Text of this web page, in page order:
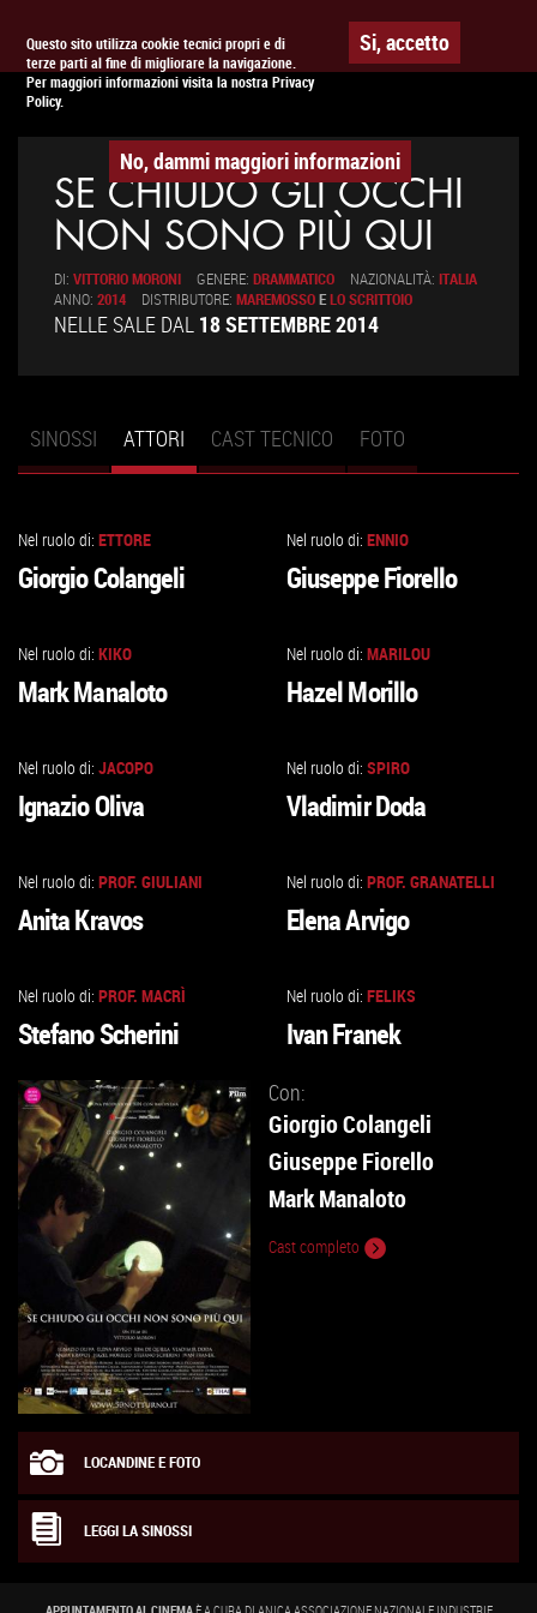
Questo sito utilizza cookie tecnici propri e di
terze parti al fine di migliorare la navigazione.
Per maggiori informazioni visita la nostra Privacy
Policy.
Si, accetto
No, dammi maggiori informazioni
APPUNTAMENTO AL CINEMA
SE CHIUDO GLI OCCHI
NON SONO PIÙ QUI
DI: VITTORIO MORONI GENERE: DRAMMATICO NAZIONALITÀ: ITALIA
ANNO: 2014 DISTRIBUTORE: MAREMOSSOELO SCRITTOIO
NELLE SALE DAL 18 SETTEMBRE 2014
Schede primarie
SINOSSI ATTORI (SCHEDA
ATTIVA)
CAST TECNICO FOTO
ALLA
Nel ruolo di: ETTORE
Giorgio Colangeli
ALLA
Nel ruolo di: ENNIO
Giuseppe Fiorello
ALLA
Nel ruolo di: KIKO
Mark Manaloto
ALLA
Nel ruolo di: MARILOU
Hazel Morillo
ALLA
Nel ruolo di: JACOPO
Ignazio Oliva
ALLA
Nel ruolo di: SPIRO
Vladimir Doda
ALLA
Nel ruolo di: PROF. GIULIANI
Anita Kravos
ALLA
Nel ruolo di: PROF. GRANATELLI
Elena Arvigo
ALLA
Nel ruolo di: PROF. MACRÌ
Stefano Scherini
ALLA
Nel ruolo di: FELIKS
Ivan Franek
Con:
Giorgio Colangeli
Giuseppe Fiorello
Mark Manaloto
Cast completo
LOCANDINE E FOTO
LEGGI LA SINOSSI